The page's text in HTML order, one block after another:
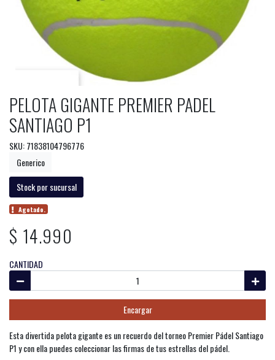
PELOTA GIGANTE PREMIER PADEL
SANTIAGO P1
SKU: 71838104796776
Generico
Stock por sucursal
Agotado.
$ 14.990
CANTIDAD
Encargar
Esta divertida pelota gigante es un recuerdo del torneo Premier Pádel Santiago
P1 y con ella puedes coleccionar las firmas de tus estrellas del pádel.